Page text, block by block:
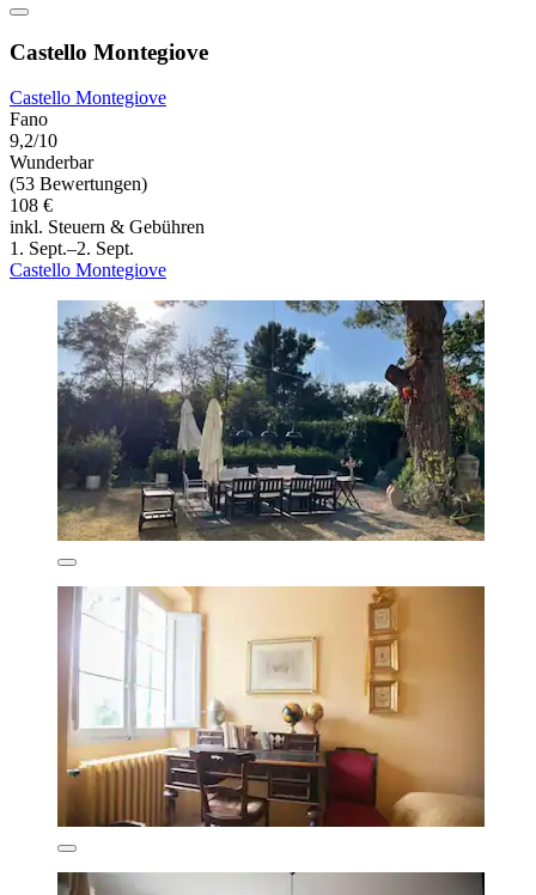
Castello Montegiove
Castello Montegiove
Fano
9,2/10
Wunderbar
(53 Bewertungen)
108 €
inkl. Steuern & Gebühren
1. Sept.–2. Sept.
Castello Montegiove